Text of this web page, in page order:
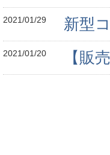
2021/01/29 新型
2021/01/20 【販